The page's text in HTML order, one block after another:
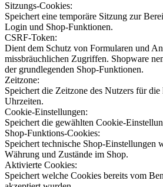
Sitzungs-Cookies:
Speichert eine temporäre Sitzung zur
Login und Shop-Funktionen.
CSRF-Token:
Dient dem Schutz von Formularen und
missbräuchlichen Zugriffen. Shopware
der grundlegenden Shop-Funktionen.
Zeitzone:
Speichert die Zeitzone des Nutzers für
Uhrzeiten.
Cookie-Einstellungen:
Speichert die gewählten Cookie-
Shop-Funktions-Cookies:
Speichert technische Shop-Einstellungen
Währung und Zustände im Shop.
Aktivierte Cookies:
Speichert welche Cookies bereits vom